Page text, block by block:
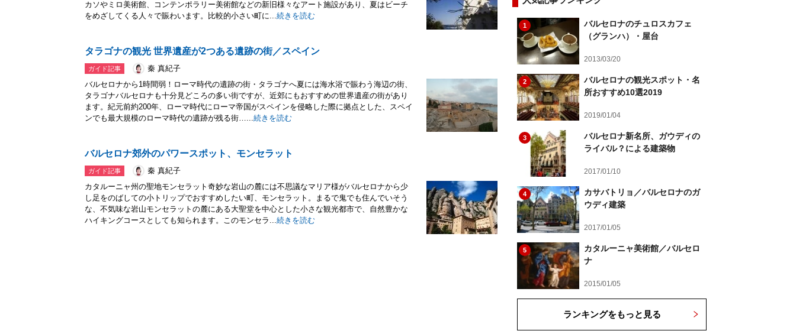
カソやミロ美術館、コンテンポラリー美術館などの新旧様々なアート施設があり、夏はビーチ
をめざしてくる人々で賑わいます。比較的小さい町に...続きを読む
タラゴナの観光 世界遺産が2つある遺跡の街／スペイン
ガイド記事
秦 真紀子
バルセロナから1時間弱！ローマ時代の遺跡の街・タラゴナへ夏には海水浴で賑わう海辺の街、
タラゴナバルセロナも十分見どころの多い街ですが、近郊にもおすすめの世界遺産の街があり
ます。紀元前約200年、ローマ時代にローマ帝国がスペインを侵略した際に拠点とした、スペイ
ンでも最大規模のローマ時代の遺跡が残る街…...続きを読む
バルセロナ郊外のパワースポット、モンセラット
ガイド記事
秦 真紀子
カタルーニャ州の聖地モンセラット奇妙な岩山の麓には不思議なマリア様がバルセロナから少
し足をのばしての小トリップでおすすめしたい町、モンセラット。まるで鬼でも住んでいそう
な、不気味な岩山モンセラットの麓にある大聖堂を中心とした小さな観光都市で、自然豊かな
ハイキングコースとしても知られます。このモンセラ...続きを読む
1
バルセロナのチュロスカフェ
（グランハ）・屋台
2013/03/20
2
バルセロナの観光スポット・名
所おすすめ10選2019
2019/01/04
3
バルセロナ新名所、ガウディの
ライバル？による建築物
2017/01/10
4
カサバトリョ／バルセロナのガ
ウディ建築
2017/01/05
5
カタルーニャ美術館／バルセロ
ナ
2015/01/05
ランキングをもっと見る